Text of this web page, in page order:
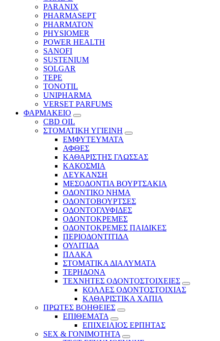
PARANIX
PHARMASEPT
PHARMATON
PHYSIOMER
POWER HEALTH
SANOFI
SUSTENIUM
SOLGAR
TEPE
TONOTIL
UNIPHARMA
VERSET PARFUMS
ΦΑΡΜΑΚΕΙΟ
CBD OIL
ΣΤΟΜΑΤΙΚΗ ΥΓΙΕΙΝΗ
ΕΜΦΥΤΕΥΜΑΤΑ
ΑΦΘΕΣ
ΚΑΘΑΡΙΣΤΗΣ ΓΛΩΣΣΑΣ
ΚΑΚΟΣΜΙΑ
ΛΕΥΚΑΝΣΗ
ΜΕΣΟΔΟΝΤΙΑ ΒΟΥΡΤΣΑΚΙΑ
ΟΔΟΝΤΙΚΟ ΝΗΜΑ
ΟΔΟΝΤΟΒΟΥΡΤΣΕΣ
ΟΔΟΝΤΟΓΛΥΦΙΔΕΣ
ΟΔΟΝΤΟΚΡΕΜΕΣ
ΟΔΟΝΤΟΚΡΕΜΕΣ ΠΑΙΔΙΚΕΣ
ΠΕΡΙΟΔΟΝΤΙΤΙΔΑ
ΟΥΛΙΤΙΔΑ
ΠΛΑΚΑ
ΣΤΟΜΑΤΙΚΑ ΔΙΑΛΥΜΑΤΑ
ΤΕΡΗΔΟΝΑ
ΤΕΧΝΗΤΕΣ ΟΔΟΝΤΟΣΤΟΙΧΕΙΕΣ
ΚΟΛΛΕΣ ΟΔΟΝΤΟΣΤΟΙΧΙΑΣ
ΚΑΘΑΡΙΣΤΙΚΑ ΧΑΠΙΑ
ΠΡΩΤΕΣ ΒΟΗΘΕΙΕΣ
ΕΠΙΘΕΜΑΤΑ
ΕΠΙΧΕΙΛΙΟΣ ΕΡΠΗΤΑΣ
SEX & ΓΟΝΙΜΟΤΗΤΑ